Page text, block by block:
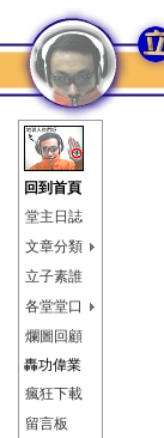
回到首頁
堂主日誌
文章分類
立子素誰
各堂堂口
爛圖回顧
轟功偉業
瘋狂下載
留言板